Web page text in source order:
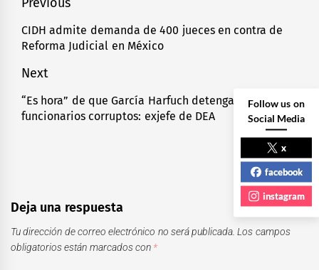
Navegación
de
entradas
Previous
post:
CIDH admite demanda de 400 jueces en contra de
Reforma Judicial en México
Next
Next
post:
“Es hora” de que García Harfuch detenga a
funcionarios corruptos: exjefe de DEA
Deja una respuesta
Tu dirección de correo electrónico no será publicada. Los campos
obligatorios están marcados con *
Follow us on
Social Media
x
facebook
instagram